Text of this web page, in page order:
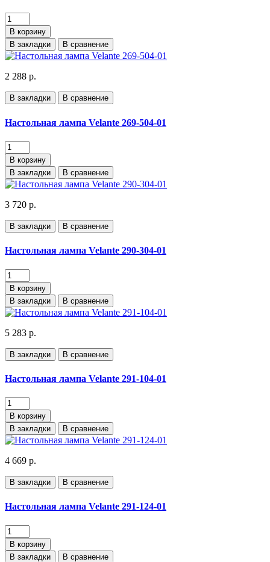
В корзину
В закладки
В сравнение
2 288 р.
В закладки В сравнение
Настольная лампа Velante 269-504-01
В корзину
В закладки
В сравнение
3 720 р.
В закладки В сравнение
Настольная лампа Velante 290-304-01
В корзину
В закладки
В сравнение
5 283 р.
В закладки В сравнение
Настольная лампа Velante 291-104-01
В корзину
В закладки
В сравнение
4 669 р.
В закладки В сравнение
Настольная лампа Velante 291-124-01
В корзину
В закладки
В сравнение